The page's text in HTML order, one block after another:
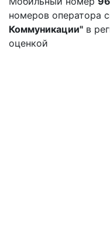
номеров оператора
Коммуникации" в
оценкой